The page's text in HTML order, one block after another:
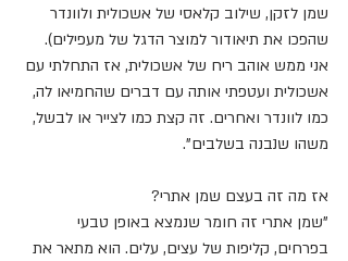
שמן לזקן, שילוב קלאסי של אשכולית ולוונדר
שהפכו את תיאודור למוצר הדגל של מעפילים).
אני ממש אוהב ריח של אשכולית, אז התחלתי עם
אשכולית ועטפתי אותה עם דברים שהחמיאו לה,
כמו לוונדר ואחרים. זה קצת כמו לצייר או לבשל,
משהו שנבנה בשלבים".
אז מה זה בעצם שמן אתרי?
"שמן אתרי זה חומר שנמצא באופן טבעי
בפרחים, קליפות של עצים, עלים. הוא מתאר את